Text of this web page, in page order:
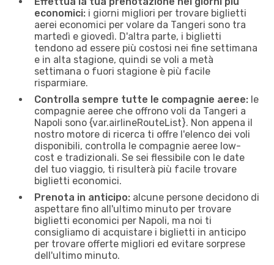
economici: i giorni migliori per trovare biglietti
aerei economici per volare da Tangeri sono tra
martedì e giovedì. D'altra parte, i biglietti
tendono ad essere più costosi nei fine settimana
e in alta stagione, quindi se voli a metà
settimana o fuori stagione è più facile
risparmiare.
Controlla sempre tutte le compagnie aeree: le
compagnie aeree che offrono voli da Tangeri a
Napoli sono {​var.airlineRouteList}. Non appena il
nostro motore di ricerca ti offre l'elenco dei voli
disponibili, controlla le compagnie aeree low-
cost e tradizionali. Se sei flessibile con le date
del tuo viaggio, ti risulterà più facile trovare
biglietti economici.
Prenota in anticipo: alcune persone decidono di
aspettare fino all'ultimo minuto per trovare
biglietti economici per Napoli, ma noi ti
consigliamo di acquistare i biglietti in anticipo
per trovare offerte migliori ed evitare sorprese
dell'ultimo minuto.